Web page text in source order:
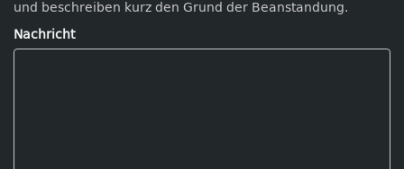
und beschreiben kurz den Grund der Beanstandung.
Nachricht